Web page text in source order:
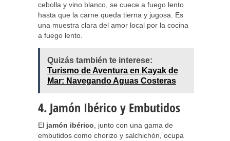
cebolla y vino blanco, se cuece a fuego lento
hasta que la carne queda tierna y jugosa. Es
una muestra clara del amor local por la cocina
a fuego lento.
Quizás también te interese:
Turismo de Aventura en Kayak de
Mar: Navegando Aguas Costeras
4. Jamón Ibérico y Embutidos
El jamón ibérico , junto con una gama de
embutidos como chorizo y salchichón, ocupa